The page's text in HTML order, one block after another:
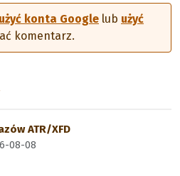
użyć konta Google lub użyć
komentarz.
ATR/XFD
08-08